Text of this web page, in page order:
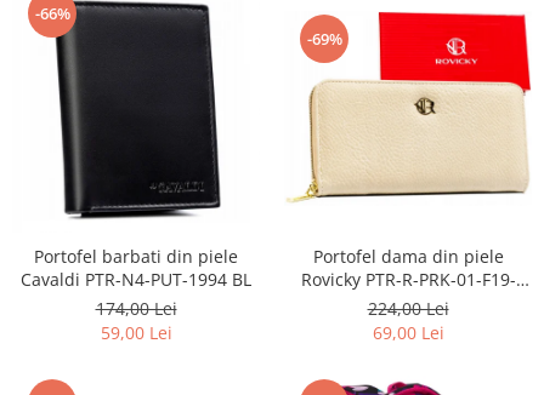
-66%
Portofel barbati din piele
Cavaldi PTR-N4-PUT-1994 BL
174,00 Lei
59,00 Lei
-69%
Portofel dama din piele
Rovicky PTR-R-PRK-01-F19-
2757 BE
224,00 Lei
69,00 Lei